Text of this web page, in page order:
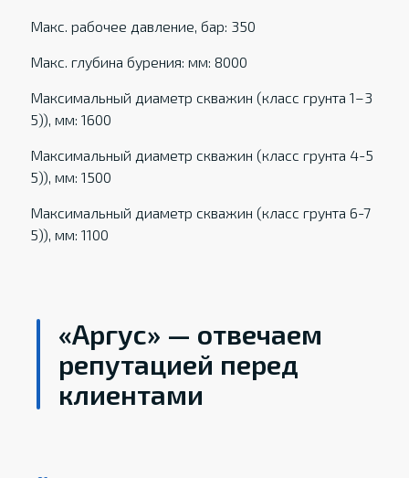
Макс. рабочее давление, бар: 350
Макс. глубина бурения: мм: 8000
Максимальный диаметр скважин (класс грунта 1–3
5)), мм: 1600
Максимальный диаметр скважин (класс грунта 4-5
5)), мм: 1500
Максимальный диаметр скважин (класс грунта 6-7
5)), мм: 1100
«Аргус» — отвечаем
репутацией перед
клиентами